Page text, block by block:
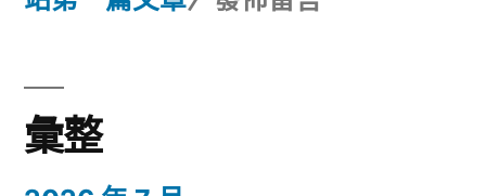
彙整